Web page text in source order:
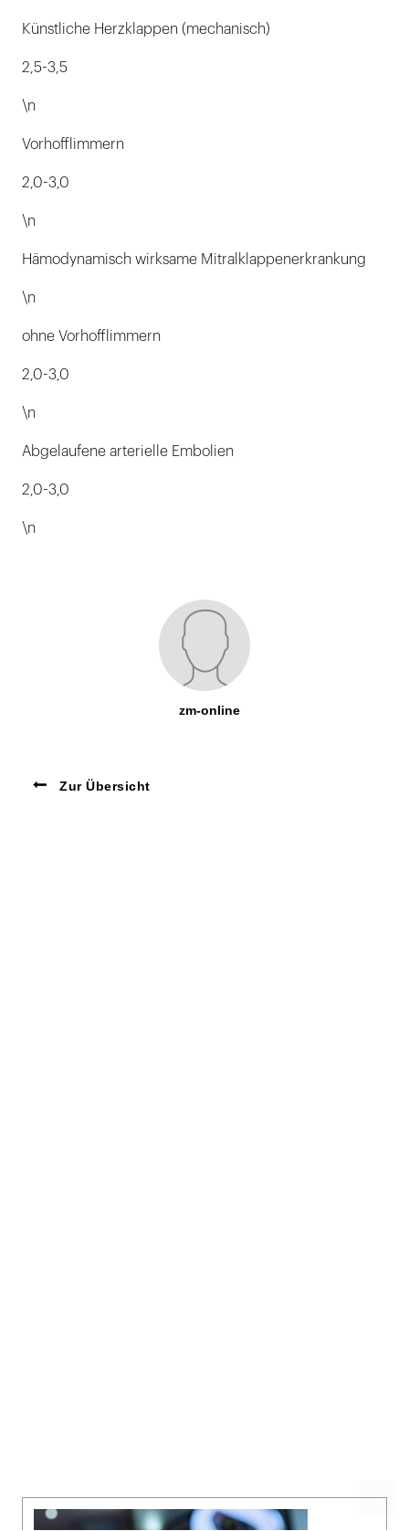
Künstliche Herzklappen (mechanisch)
2,5-3,5
\n
Vorhofflimmern
2,0-3,0
\n
Hämodynamisch wirksame Mitralklappenerkrankung
\n
ohne Vorhofflimmern
2,0-3,0
\n
Abgelaufene arterielle Embolien
2,0-3,0
\n
zm-online
Zur Übersicht